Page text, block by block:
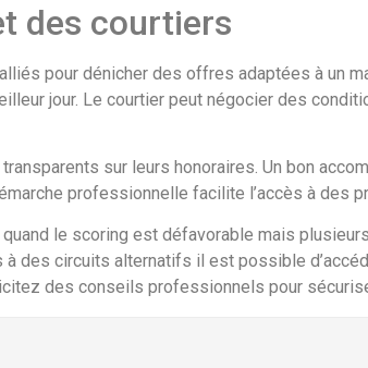
des courtiers
pour dénicher des offres adaptées à un
jour. Le courtier peut négocier des
sur leurs honoraires. Un bon
professionnelle facilite l’accès à des
le scoring est défavorable mais
des circuits alternatifs il est possible
des conseils professionnels pour